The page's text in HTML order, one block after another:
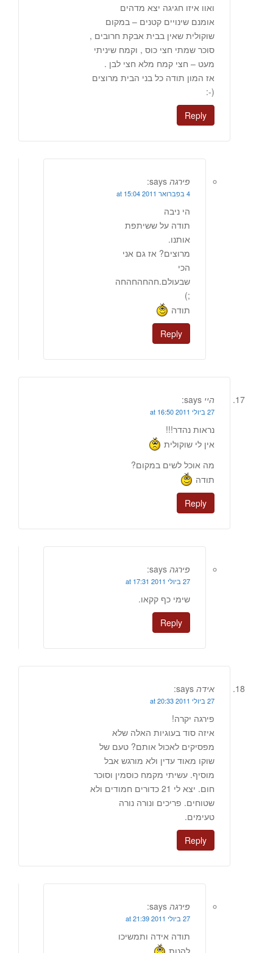
ואוו איזו חגיגה יצא מדהים
אומנם שינויים קטנים – במקום
שוקולית שאין בבית אבקת חרובים ,
סוכר שמתי חצי כוס , וקמח שיניתי
מעט – חצי קמח מלא חצי לבן .
אז המון תודה כל בני הבית מרוצים
(-:
Reply
פירגה says:
4 בפברואר 2011 at 15:04
הי ניבה
תודה על ששיתפת
אותנו.
מרוצים? אז גם אני
הכי
שבעולם.חהחהחהחה
;)
תודה
Reply
היי says:
27 ביולי 2011 at 16:50
נראות נהדר!!!
אין לי שוקולית
מה אוכל לשים במקום?
תודה
Reply
פירגה says:
27 ביולי 2011 at 17:31
שימי כף קקאו.
Reply
אידה says:
27 ביולי 2011 at 20:33
פירגה יקרה!
איזה סוד בעוגיות האלה שלא
מפסיקים לאכול אותם? טעם של
שוקו מאוד עדין ולא מורגש אבל
מוסיף. עשיתי מקמח כוסמין וסוכר
חום. יצא לי 21 כדורים חמודים ולא
שטוחים. פריכים ונורה נורה
טעימים.
Reply
פירגה says:
27 ביולי 2011 at 21:39
תודה אידה ותמשיכו